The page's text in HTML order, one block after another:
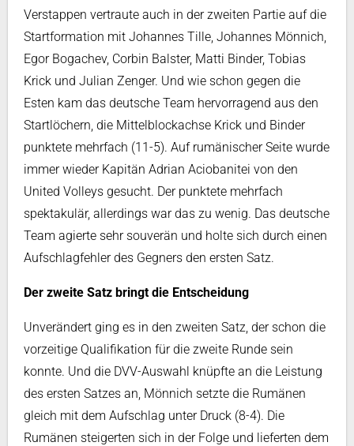
Verstappen vertraute auch in der zweiten Partie auf die
Startformation mit Johannes Tille, Johannes Mönnich,
Egor Bogachev, Corbin Balster, Matti Binder, Tobias
Krick und Julian Zenger. Und wie schon gegen die
Esten kam das deutsche Team hervorragend aus den
Startlöchern, die Mittelblockachse Krick und Binder
punktete mehrfach (11-5). Auf rumänischer Seite wurde
immer wieder Kapitän Adrian Aciobanitei von den
United Volleys gesucht. Der punktete mehrfach
spektakulär, allerdings war das zu wenig. Das deutsche
Team agierte sehr souverän und holte sich durch einen
Aufschlagfehler des Gegners den ersten Satz.
Der zweite Satz bringt die Entscheidung
Unverändert ging es in den zweiten Satz, der schon die
vorzeitige Qualifikation für die zweite Runde sein
konnte. Und die DVV-Auswahl knüpfte an die Leistung
des ersten Satzes an, Mönnich setzte die Rumänen
gleich mit dem Aufschlag unter Druck (8-4). Die
Rumänen steigerten sich in der Folge und lieferten dem